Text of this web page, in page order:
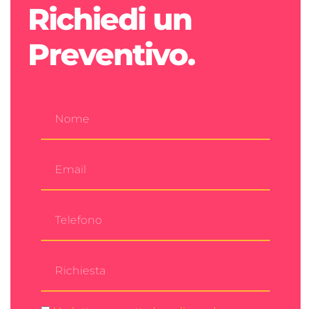
Richiedi un
Preventivo.